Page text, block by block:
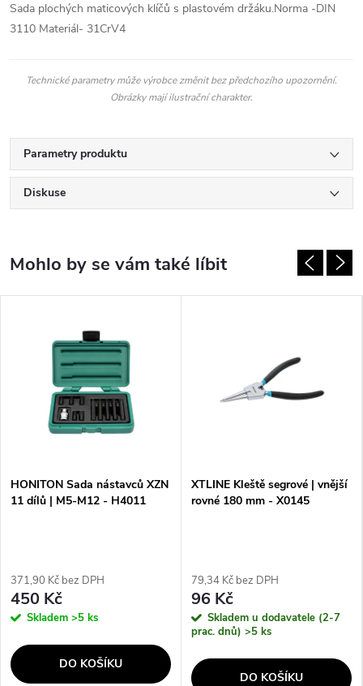
Sada plochých maticových klíčů s plastovém držáku.Norma -DIN
3110 Materiál- 31CrV4
Technické parametry může výrobce změnit bez předchozího upozornění.
Obrázky mají ilustrační charakter.
Parametry produktu
Diskuse
HONITON Sada nástavců XZN
11 dílů | M5-M12 - H4011
371,90 Kč bez DPH
450 Kč
Skladem >5 ks
DO KOŠÍKU
XTLINE Kleště segrové | vnější
rovné 180 mm - X0145
79,34 Kč bez DPH
96 Kč
Skladem u dodavatele (2-7
prac. dnů) >5 ks
DO KOŠÍKU